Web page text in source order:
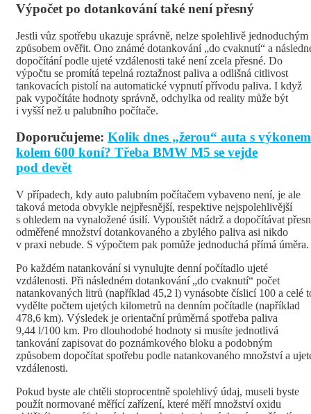
Výpočet po dotankování také není přesný
Jestli vůz spotřebu ukazuje správně, nelze spolehlivě jednoduchým
způsobem ověřit. Ono známé dotankování „do cvaknutí“ a
dopočítání podle ujeté vzdálenosti také není zcela přesné. Do
výpočtu se promítá tepelná roztažnost paliva a odlišná citlivost
tankovacích pistolí na automatické vypnutí přívodu paliva. I když
pak vypočítáte hodnoty správně, odchylka od reality může být
i vyšší než u palubního počítače.
Doporučujeme: Kolik dnes „žerou“ auta s výkonem
kolem 600 koní? Třeba BMW M5 se vejde
pod devět
V případech, kdy auto palubním počítačem vybaveno není, je ale
taková metoda obvykle nejpřesnější, respektive nejspolehlivější
s ohledem na vynaložené úsilí. Vypouštět nádrž a dopočítávat
odměřené množství dotankovaného a zbylého paliva asi nikdo
v praxi nebude. S výpočtem pak pomůže jednoduchá přímá úměra.
Po každém natankování si vynulujte denní počítadlo ujeté
vzdálenosti. Při následném dotankování „do cvaknutí“ počet
natankovaných litrů (například 45,2 l) vynásobte číslicí 100 a celé
vydělte počtem ujetých kilometrů na denním počítadle (například
478,6 km). Výsledek je orientační průměrná spotřeba paliva
9,44 l/100 km. Pro dlouhodobé hodnoty si musíte jednotlivá
tankování zapisovat do poznámkového bloku a podobným
způsobem dopočítat spotřebu podle natankovaného množství a
vzdálenosti.
Pokud byste ale chtěli stoprocentně spolehlivý údaj, museli byste
použít normované měřící zařízení, které měří množství oxidu